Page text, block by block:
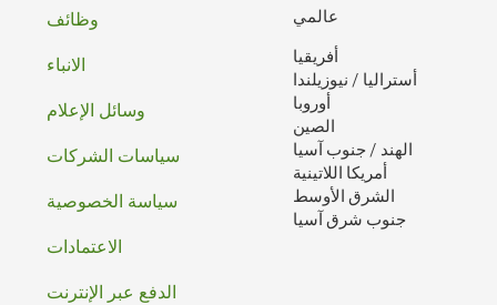
عالمي
أفريقيا
أستراليا / نيوزيلندا
أوروبا
الصين
الهند / جنوب آسيا
أمريكا اللاتينية
الشرق الأوسط
جنوب شرق آسيا
تذييل
الصفحه
وظائف
الانباء
وسائل الإعلام
سياسات الشركات
سياسة الخصوصية
الاعتمادات
الدفع عبر الإنترنت